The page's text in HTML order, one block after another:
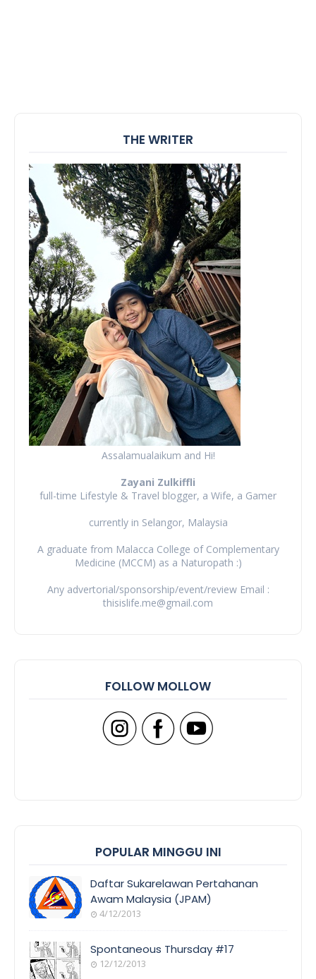
THE WRITER
Assalamualaikum and Hi!
Zayani Zulkiffli
full-time Lifestyle & Travel blogger, a Wife, a Gamer
currently in Selangor, Malaysia
A graduate from Malacca College of Complementary
Medicine (MCCM) as a Naturopath :)
Any advertorial/sponsorship/event/review Email :
thisislife.me@gmail.com
FOLLOW MOLLOW
POPULAR MINGGU INI
Daftar Sukarelawan Pertahanan
Awam Malaysia (JPAM)
4/12/2013
Spontaneous Thursday #17
12/12/2013